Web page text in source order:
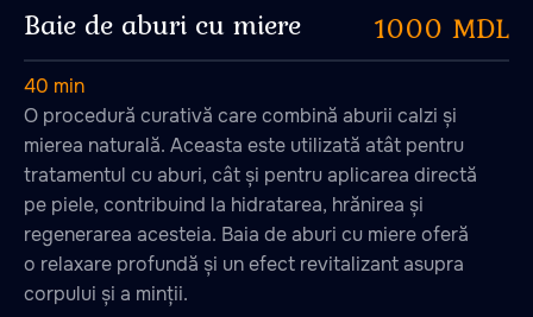
Baie de aburi cu miere 1000 MDL
40 min
О procedură curativă care combină aburii calzi și
mierea naturală. Aceasta este utilizată atât pentru
tratamentul cu aburi, cât și pentru aplicarea directă
pe piele, contribuind la hidratarea, hrănirea și
regenerarea acesteia. Baia de aburi cu miere oferă
o relaxare profundă și un efect revitalizant asupra
corpului și a minții.